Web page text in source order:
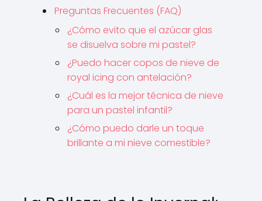
Preguntas Frecuentes (FAQ)
¿Cómo evito que el azúcar glas
se disuelva sobre mi pastel?
¿Puedo hacer copos de nieve de
royal icing con antelación?
¿Cuál es la mejor técnica de nieve
para un pastel infantil?
¿Cómo puedo darle un toque
brillante a mi nieve comestible?